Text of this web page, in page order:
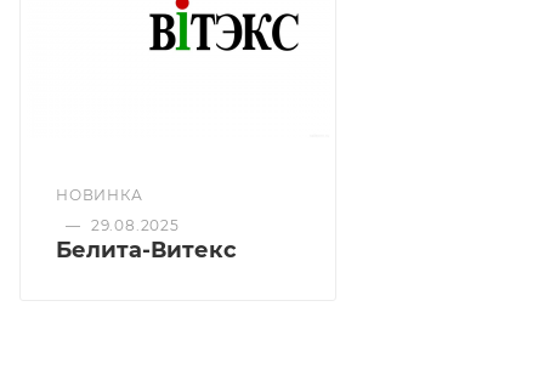
НОВИНКА
— 29.08.2025
Белита-Витекс